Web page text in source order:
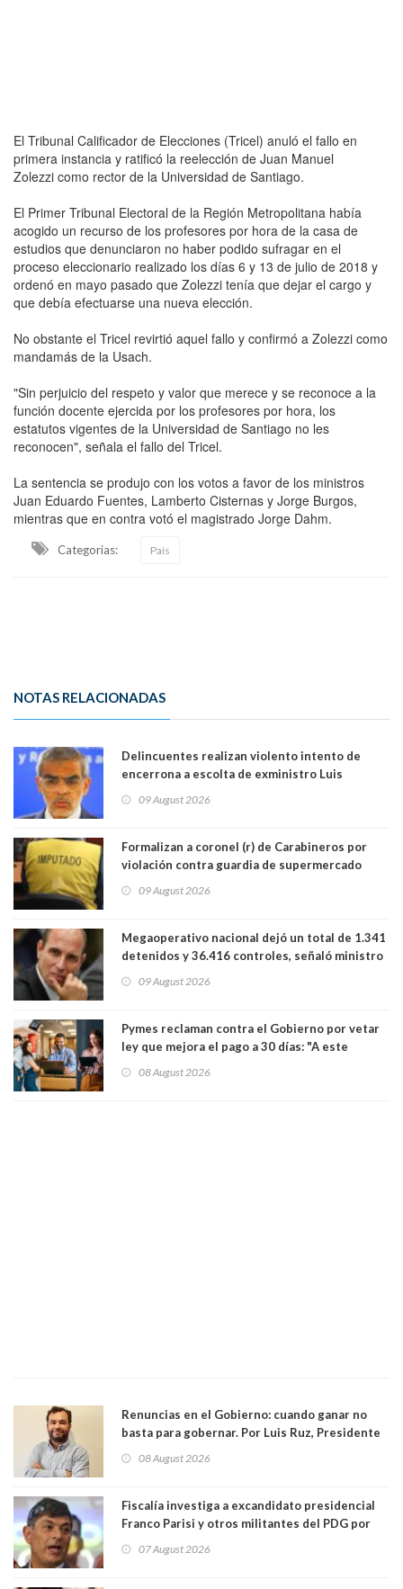
El Tribunal Calificador de Elecciones (Tricel) anuló el fallo en
primera instancia y ratificó la reelección de Juan Manuel
Zolezzi como rector de la Universidad de Santiago.
El Primer Tribunal Electoral de la Región Metropolitana había
acogido un recurso de los profesores por hora de la casa de
estudios que denunciaron no haber podido sufragar en el
proceso eleccionario realizado los días 6 y 13 de julio de 2018 y
ordenó en mayo pasado que Zolezzi tenía que dejar el cargo y
que debía efectuarse una nueva elección.
No obstante el Tricel revirtió aquel fallo y confirmó a Zolezzi como
mandamás de la Usach.
"Sin perjuicio del respeto y valor que merece y se reconoce a la
función docente ejercida por los profesores por hora, los
estatutos vigentes de la Universidad de Santiago no les
reconocen", señala el fallo del Tricel.
La sentencia se produjo con los votos a favor de los ministros
Juan Eduardo Fuentes, Lamberto Cisternas y Jorge Burgos,
mientras que en contra votó el magistrado Jorge Dahm.
Categorias: País
NOTAS RELACIONADAS
Delincuentes realizan violento intento de
encerrona a escolta de exministro Luis
Lo Espejo
09 August 2026
Formalizan a coronel (r) de Carabineros por
violación contra guardia de supermercado
09 August 2026
Megaoperativo nacional dejó un total de 1.341
detenidos y 36.416 controles, señaló ministro
09 August 2026
Pymes reclaman contra el Gobierno por vetar
ley que mejora el pago a 30 días: "A este
medianas empresas"
08 August 2026
Renuncias en el Gobierno: cuando ganar no
basta para gobernar. Por Luis Ruz, Presidente
08 August 2026
Fiscalía investiga a excandidato presidencial
Franco Parisi y otros militantes del PDG por
07 August 2026